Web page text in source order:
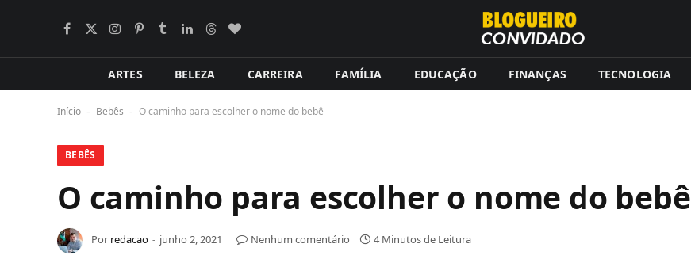
Facebook
X
Instagram
Pinterest
TumblrLinkedIn
TópicosBlogLovin
ARTES BELEZA CARREIRA FAMÍLIA EDUCAÇÃO FINANÇAS TECNOLOGIA
Início - Bebês - O caminho para escolher o nome do bebê
BEBÊS
O caminho para escolher o nome do bebê
Por redacao junho 2, 2021 Nenhum comentário 4 Minutos de Leitura